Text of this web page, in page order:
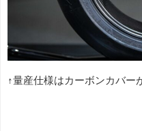
↑量産仕様はカーボンカバー